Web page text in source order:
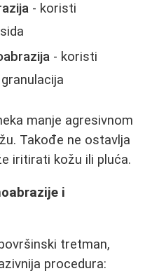
- koristi
- koristi
manje agresivnom
Takođe ne ostavlja
iritirati kožu ili pluća.
i
tretman,
procedura: